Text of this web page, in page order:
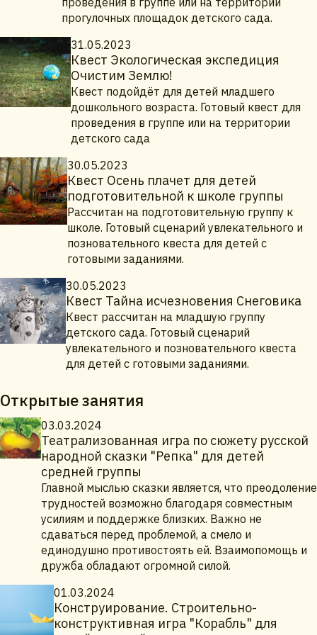
прогулочных площадок детского сада.
31.05.2023
Квест Экологическая экспедиция
Очистим Землю!
Квест подойдёт для детей младшего
дошкольного возраста. Готовый квест для
проведения в группе или на территории
детского сада
30.05.2023
Квест Осень плачет для детей
подготовительной к школе группы
Рассчитан на подготовительную группу к
школе. Готовый сценарий увлекательного и
позновательного квеста для детей с
готовыми заданиями.
30.05.2023
Квест Тайна исчезновения Снеговика
Квест рассчитан на младшую группу
детского сада. Готовый сценарий
увлекательного и позновательного квеста
для детей с готовыми заданиями.
Открытые занятия
03.03.2024
Театрализованная игра по сюжету русской
народной сказки "Репка" для детей
средней группы
Главной мыслью сказки является, что преодоление
трудностей возможно благодаря совместным
усилиям и поддержке близких. Важно не
сдаваться перед проблемой, а смело и
единодушно противостоять ей. Взаимопомощь и
дружба обладают огромной силой.
01.03.2024
Конструирование. Строительно-
конструктивная игра "Корабль" для